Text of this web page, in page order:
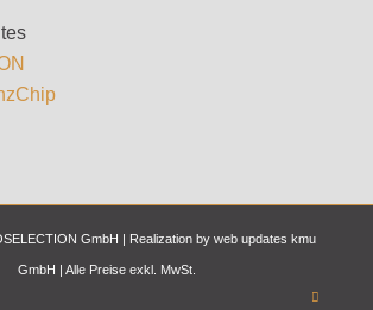
GmbH | Realization by web updates kmu
GmbH | Alle Preise exkl. MwSt.